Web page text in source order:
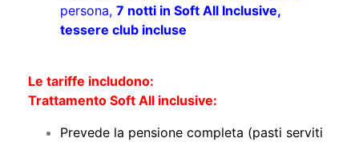
persona, 7 notti in Soft All Inclusive,
tessere club incluse
Le tariffe includono:
Trattamento Soft All inclusive:
Prevede la pensione completa (pasti serviti